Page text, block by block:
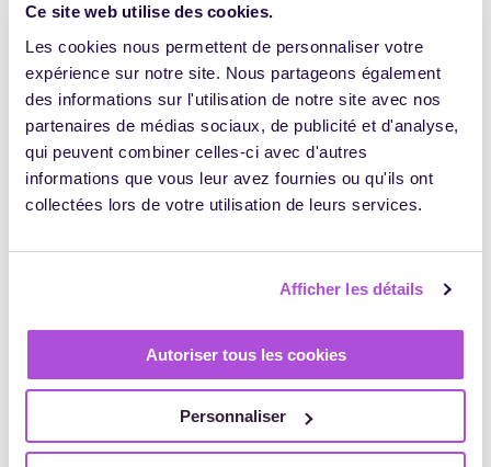
Ce site web utilise des cookies.
Les cookies nous permettent de personnaliser votre
expérience sur notre site. Nous partageons également
des informations sur l'utilisation de notre site avec nos
partenaires de médias sociaux, de publicité et d'analyse,
qui peuvent combiner celles-ci avec d'autres
informations que vous leur avez fournies ou qu'ils ont
collectées lors de votre utilisation de leurs services.
Afficher les détails
Autoriser tous les cookies
Personnaliser
6. Diseño de bocetos
La etapa siguiente consiste en dar vida a estas ideas
transformándolas en esquemas. Al pasar del texto a la
imagen, se consigue dar forma a los conceptos. Artistas,
diseñadores webs, arquitectos… muchos profesionales
final. Un boceto le permitirá avanzar en su proceso de
7. Espacio para el cambio de
enfoque